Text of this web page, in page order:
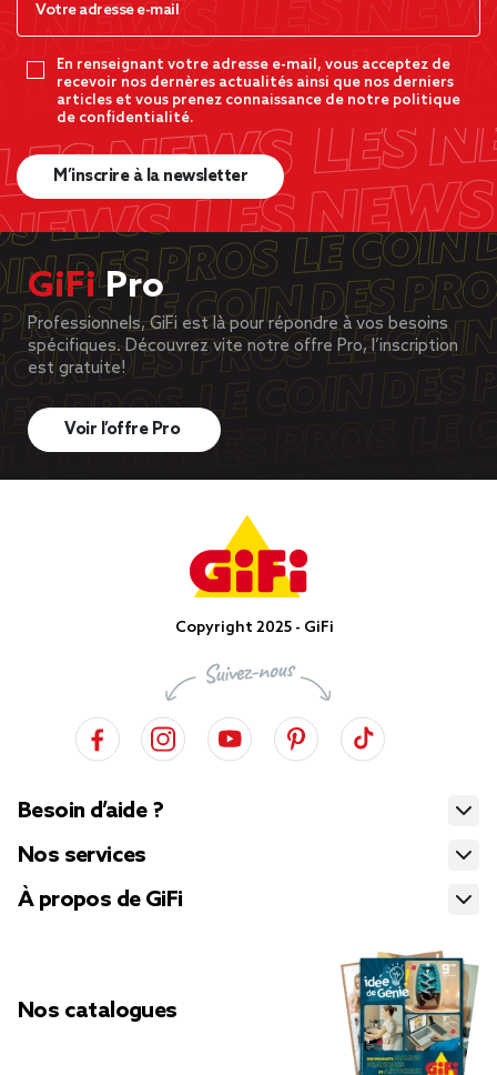
En renseignant votre adresse e-mail, vous acceptez de
recevoir nos dernères actualités ainsi que nos derniers
articles et vous prenez connaissance de notre politique
de confidentialité.
M’inscrire à la newsletter
GiFiPro
Professionnels, GiFi est là pour répondre à vos besoins
spécifiques. Découvrez vite notre offre Pro, l’inscription
est gratuite!
Voir l’offre Pro
Copyright 2025 - GiFi
Besoin d’aide ?
Nos services
À propos de GiFi
Nos catalogues